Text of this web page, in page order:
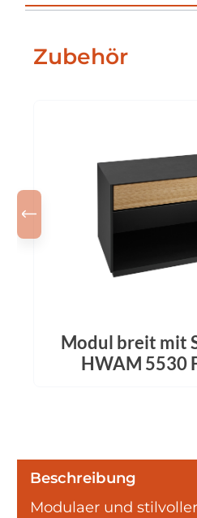
Zubehör
Modul breit mit
HWAM 5530
Beschreibung
Modulaer und